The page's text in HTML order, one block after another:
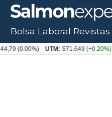
Bolsa Laboral Revistas
UTM: $71.649(+0.20%) Dólar: